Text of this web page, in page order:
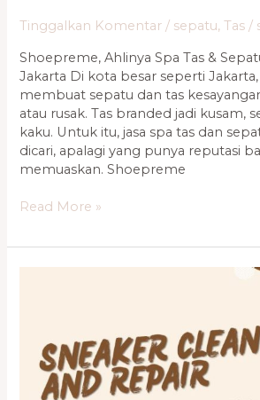
Tinggalkan Komentar / sepatu,Tas /
Shoepreme, Ahlinya Spa Tas &
Jakarta Di kota besar seperti
membuat sepatu dan tas
atau rusak. Tas branded jadi kusam,
kaku. Untuk itu, jasa spa tas dan
dicari, apalagi yang punya reputasi
memuaskan. Shoepreme
Read More »
Spa
Repaint